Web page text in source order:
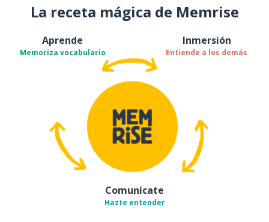
La receta mágica de Memrise
Aprende
Memoriza vocabulario
Inmersión
Entiende a los demás
Comunícate
Hazte entender